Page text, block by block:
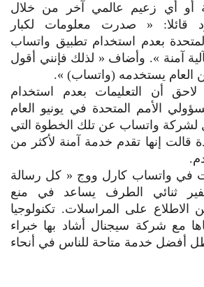
أو أي زعيم عالمي آخر من خلال
قائلا: « صدرت معلومات لكبار
بعدم استخدام تطبيق واتساب
آمنة ». وأضاف « لذلك فإنني أقول
العام يستخدمه (واتساب) ».
أن التعليمات بعدم استخدام
الأمم المتحدة في يونيو العام
لشركة واتساب عن تلك الخطوة التي
قالت إنها تقدم خدمة آمنة لأكثر من
في واتساب كارل ووج « كل رسالة
ثنائي الطرف يساعد في منع
على المراسلات. تكنولوجيا
التشفير التي طورناها مع شركة سيجنال‭‭‭ ‬‬‬أشاد بها خبراء
أفضل خدمة متاحة للناس في أنحاء